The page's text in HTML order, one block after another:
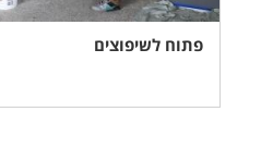
פתוח לשיפוצים